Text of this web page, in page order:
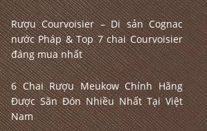
Rượu Courvoisier – Di sản Cognac
nước Pháp & Top 7 chai Courvoisier
đáng mua nhất
6 Chai Rượu Meukow Chính Hãng
Được Săn Đón Nhiều Nhất Tại Việt
Nam